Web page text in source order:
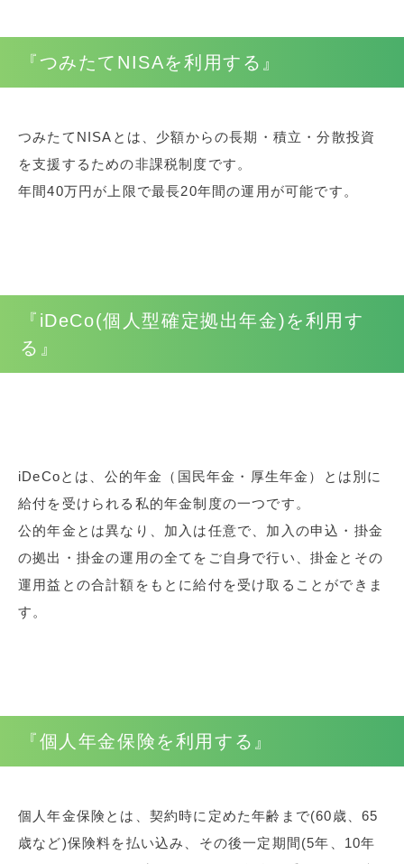
『つみたてNISAを利用する』
つみたてNISAとは、少額からの長期・積立・分散投資
を支援するための非課税制度です。
年間40万円が上限で最長20年間の運用が可能です。
『iDeCo(個人型確定拠出年金)を利用す
る』
iDeCoとは、公的年金（国民年金・厚生年金）とは別に
給付を受けられる私的年金制度の一つです。
公的年金とは異なり、加入は任意で、加入の申込・掛金
の拠出・掛金の運用の全てをご自身で行い、掛金とその
運用益との合計額をもとに給付を受け取ることができま
す。
『個人年金保険を利用する』
個人年金保険とは、契約時に定めた年齢まで(60歳、65
歳など)保険料を払い込み、その後一定期間(5年、10年